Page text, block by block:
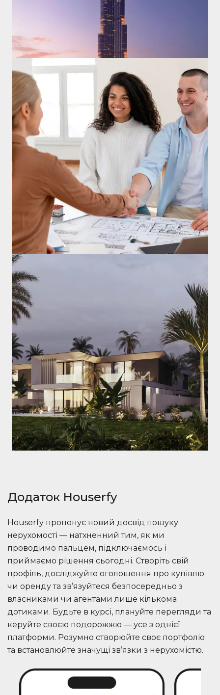
Додаток Houserfy
Houserfy пропонує новий досвід пошуку
нерухомості — натхненний тим, як ми
проводимо пальцем, підключаємось і
приймаємо рішення сьогодні. Створіть свій
профіль, досліджуйте оголошення про купівлю
чи оренду та зв’язуйтеся безпосередньо з
власниками чи агентами лише кількома
дотиками. Будьте в курсі, плануйте перегляди та
керуйте своєю подорожжю — усе з однієї
платформи. Розумно створюйте своє портфоліо
та встановлюйте значущі зв’язки з нерухомістю.